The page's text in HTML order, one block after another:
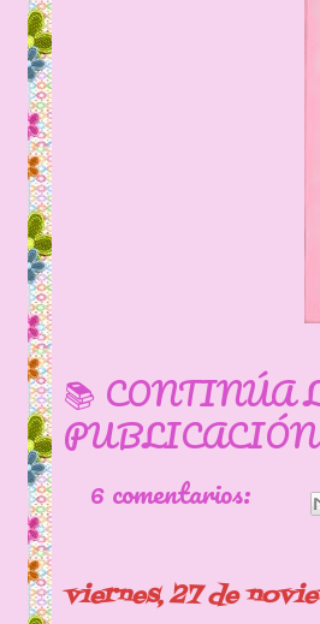
📚 CONTINÚA
6 comentarios:
viernes, 27 de